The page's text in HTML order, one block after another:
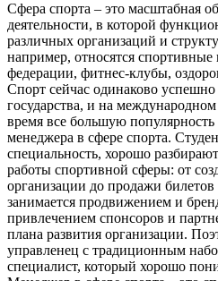
Сфера спорта – это масштабная
деятельности, в которой
различных организаций и
например, относятся
федерации, фитнес-клубы,
Спорт сейчас одинаково успешно
государства, и на
время все большую популярность
менеджера в сфере спорта.
специальность, хорошо
работы спортивной сферы: от
организации до продажи
занимается продвижением и
привлечением спонсоров и
плана развития организации.
управленец с традиционным
специалист, который хорошо